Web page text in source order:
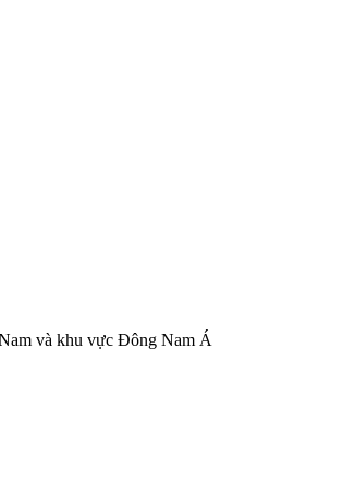
và khu vực Đông Nam Á